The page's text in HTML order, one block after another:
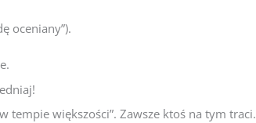
oceniany”).
tempie większości”. Zawsze ktoś na tym traci.